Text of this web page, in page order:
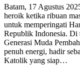
Batam, 17 Agustus
heroik ketika ribuan
untuk memperingati
Republik Indonesia. Di
Generasi Muda
penuh energi, hadir
Katolik yang siap…